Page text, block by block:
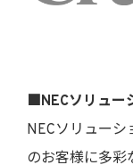
■NECソリュー
NECソリュー
のお客様に多彩